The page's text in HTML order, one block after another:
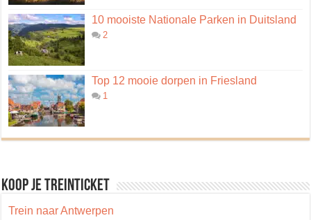
10 mooiste Nationale Parken in Duitsland
2
Top 12 mooie dorpen in Friesland
1
Koop je treinticket
Trein naar Antwerpen